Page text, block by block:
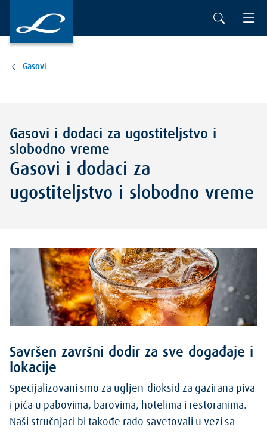
Gasovi
Gasovi i dodaci za ugostiteljstvo i
slobodno vreme
Gasovi i dodaci za
ugostiteljstvo i slobodno vreme
Savršen završni dodir za sve događaje i
lokacije
Specijalizovani smo za ugljen-dioksid za gazirana piva
i pića u pabovima, barovima, hotelima i restoranima.
Naši stručnjaci bi takođe rado savetovali u vezi sa